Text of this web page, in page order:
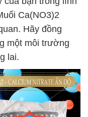
Ca(NO3)2
Hãy đồng
một môi trường
lai.